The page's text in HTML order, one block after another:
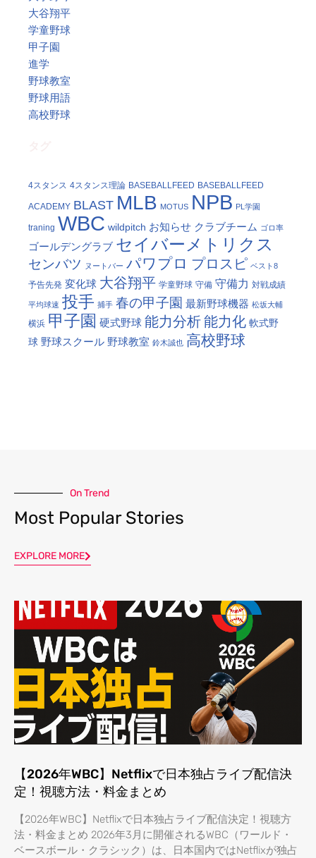
大谷翔平
学童野球
甲子園
進学
野球教室
野球用語
高校野球
4スタンス 4スタンス理論 BASEBALLFEED BASEBALLFEED
ACADEMY BLAST MLB MOTUS NPB PL学園
traning WBC wildpitch お知らせ クラブチーム ゴロ率
ゴールデングラブ セイバーメトリクス
センバツ ヌートバー パワプロ プロスピ ベスト8
予告先発 変化球 大谷翔平 学童野球 守備 守備力 対戦成績
平均球速 投手 捕手 春の甲子園 最新野球機器 松坂大輔
横浜 甲子園 硬式野球 能力分析能力化 軟式野
球 野球スクール 野球教室 鈴木誠也 高校野球
On Trend
Most Popular Stories
EXPLORE MORE
【2026年WBC】Netflixで日本独占ライブ配信決
定！視聴方法・料金まとめ
【2026年WBC】Netflixで日本独占ライブ配信決定！視聴方
法・料金まとめ 2026年3月に開催されるWBC（ワールド・
ベースボール・クラシック）は、日本国内ではNetflixが独占